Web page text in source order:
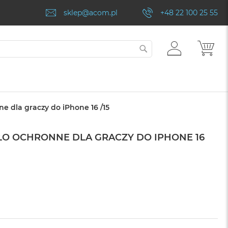
sklep@acom.pl +48 22 100 25 55
ZALOGUJ
SIĘ
SZUKAJ
dla graczy do iPhone 16 /15
OCHRONNE DLA GRACZY DO IPHONE 16